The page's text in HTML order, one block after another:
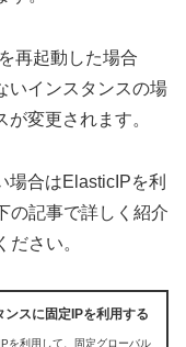
再起動した場合
いインスタンスの場
変更されます。
場合はElasticIPを利
の記事で詳しく紹介
さい。
ンスに固定IPを利用する
を利用して、固定グローバル